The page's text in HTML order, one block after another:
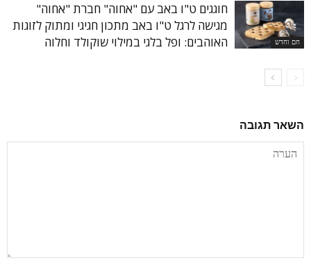
חם וחדש
חוגגים ט"ו באב עם "אחוה" חברת "אחוה"
מגישה לרגל ט"ו באב מתכון חגיגי ומתוק לזוגות
האוהבים: ופל בלגי במילוי שוקולד וחלוה
השאר תגובה